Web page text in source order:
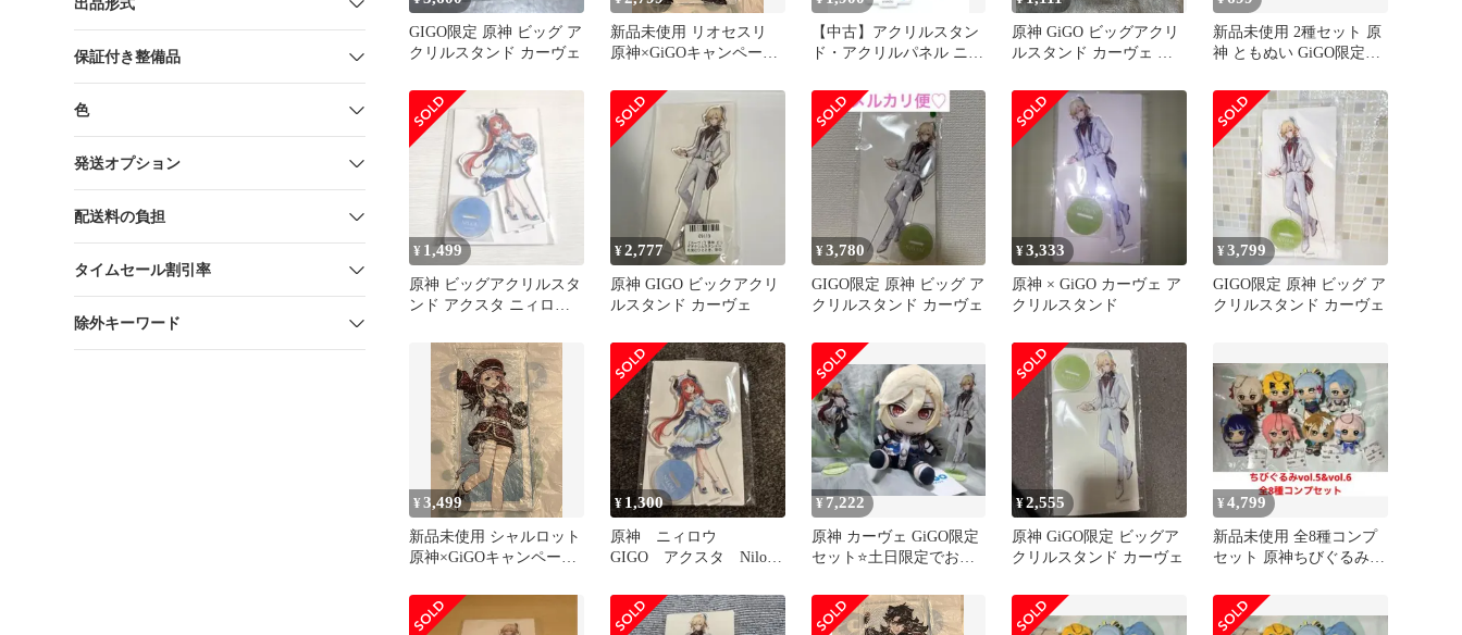
出品形式
保証付き整備品
色
発送オプション
配送料の負担
タイムセール割引率
除外キーワード
GIGO限定 原神 ビッグ ア
クリルスタンド カーヴェ
新品未使用 リオセスリ
原神×GiGOキャンペーン
【中古】アクリルスタン
ド・アクリルパネル ニィ
ンド 「原神×GiGOキャン
ペーン～花笑むひとと
き、彩のパーティー～」
原神 GiGO ビッグアクリ
ルスタンド カーヴェ 花
新品未使用 2種セット 原
神 ともぬい GiGO限定
¥ 1,499
原神 ビッグアクリルスタ
ンド アクスタ ニィロウ
¥2,777
原神 GIGO ビックアクリ
ルスタンド カーヴェ
¥3,780
GIGO限定 原神 ビッグ ア
クリルスタンド カーヴェ
¥3,333
原神 × GiGO カーヴェ ア
クリルスタンド
¥3,799
GIGO限定 原神 ビッグ ア
クリルスタンド カーヴェ
¥3,499
新品未使用 シャルロット
原神×GiGOキャンペーン
¥ 1,300
原神 ニィロウ
GIGO アクスタ Nilou
¥ 7,222
原神 カーヴェ GiGO限定
セット⭐土日限定でお値
¥2,555
原神 GiGO限定 ビッグア
クリルスタンド カーヴェ
¥4,799
新品未使用 全8種コンプ
セット 原神ちびぐるみ